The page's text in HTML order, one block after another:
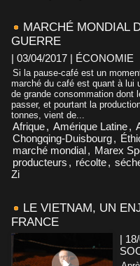
MARCHÉ MONDIAL
GUERRE
| 03/04/2017 | ÉCONOMIE
Si la pause-café est un
marché du café est quant à lui
de grande consommation dont
passer, et pourtant la
tonnes, vient de...
Afrique, Amérique Latine,
Chongqing-Duisbourg,
marché mondial, Marex
producteurs , récolte,
Zi
LE VIETNAM, UN
FRANCE
|